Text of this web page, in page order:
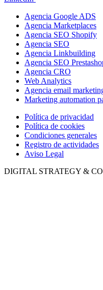
Agencia Google ADS
Agencia Marketplaces
Agencia SEO Shopify
Agencia SEO
Agencia Linkbuilding
Agencia SEO
Agencia CRO
Web Analytics
Agencia email
Marketing automation
Política de privacidad
Política de cookies
Condiciones generales
Registro de actividades
Aviso Legal
DIGITAL STRATEGY &